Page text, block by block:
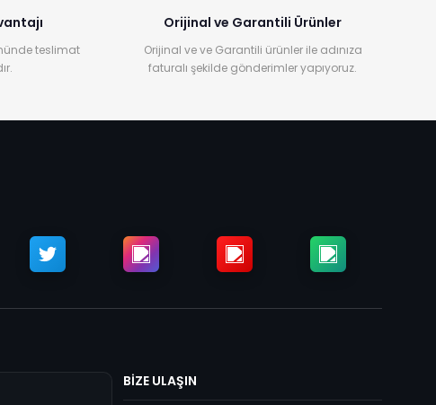
teslimat
Orijinal ve Garantili Ürünler
Orijinal ve ve Garantili ürünler ile adınıza
faturalı şekilde gönderimler yapıyoruz.
BİZE ULAŞIN